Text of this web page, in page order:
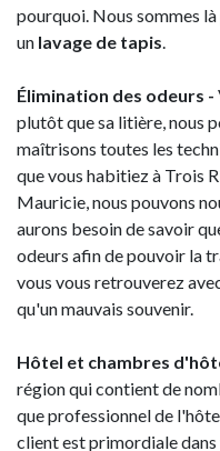
pourquoi. Nous sommes
un lavage de tapis
Élimination des odeurs -
plutôt que sa litière, nous
maîtrisons toutes les
que vous habitiez à Trois
Mauricie, nous pouvons
aurons besoin de savoir
odeurs afin de pouvoir la
vous vous retrouverez
qu'un mauvais souvenir.
Hôtel et chambres
région qui contient de
que professionnel de
client est primordiale